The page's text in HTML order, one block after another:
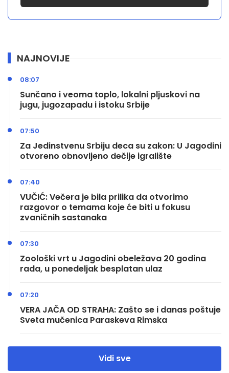
NAJNOVIJE
Sunčano i veoma toplo, lokalni pljuskovi na
jugu, jugozapadu i istoku Srbije
08:07
Za Jedinstvenu Srbiju deca su zakon: U Jagodini
otvoreno obnovljeno dečije igralište
07:50
VUČIĆ: Večera je bila prilika da otvorimo
razgovor o temama koje će biti u fokusu
zvaničnih sastanaka
07:40
Zoološki vrt u Jagodini obeležava 20 godina
rada, u ponedeljak besplatan ulaz
07:30
VERA JAČA OD STRAHA: Zašto se i danas poštuje
Sveta mučenica Paraskeva Rimska
07:20
Vidi sve